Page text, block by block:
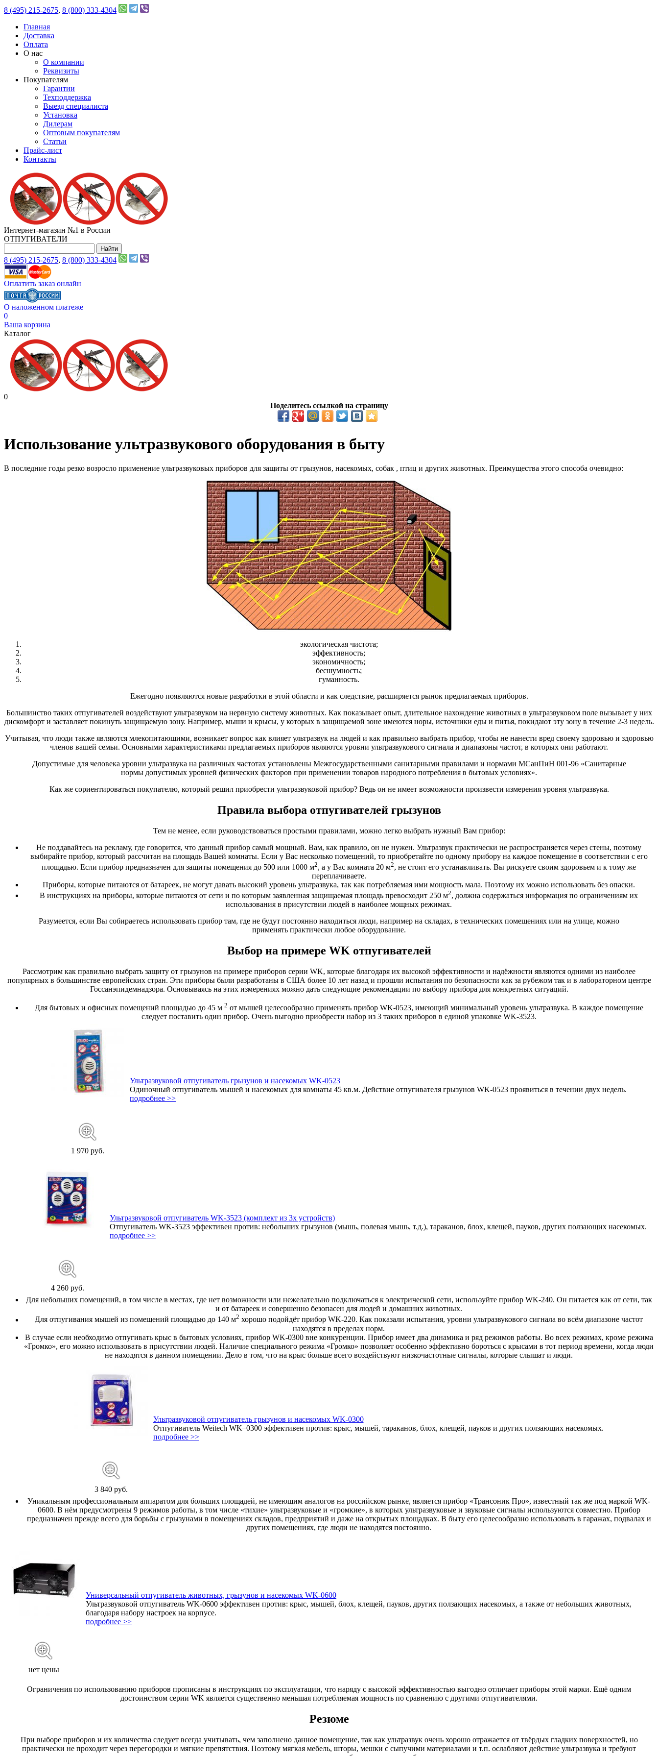
8 (495) 215-2675, 8 (800) 333-4304
Главная
Доставка
Оплата
О нас
О компании
Реквизиты
Покупателям
Гарантии
Техподдержка
Выезд специалиста
Установка
Дилерам
Оптовым покупателям
Статьи
Прайс-лист
Контакты
Интернет-магазин №1 в России
ОТПУГИВАТЕЛИ
8 (495) 215-2675, 8 (800) 333-4304
Оплатить заказ онлайн
О наложенном платеже
0
Ваша корзина
Каталог
0
Поделитесь ссылкой на страницу
Использование ультразвукового оборудования в быту
В последние годы резко возросло применение ультразвуковых приборов для защиты от грызунов, насекомых, собак , птиц и других животных. Преимущества этого способа очевидно:
экологическая чистота;
эффективность;
экономичность;
бесшумность;
гуманность.
Ежегодно появляются новые разработки в этой области и как следствие, расширяется рынок предлагаемых приборов.
Большинство таких отпугивателей воздействуют ультразвуком на нервную систему животных. Как показывает опыт, длительное нахождение животных в ультразвуковом поле вызывает у них
дискомфорт и заставляет покинуть защищаемую зону. Например, мыши и крысы, у которых в защищаемой зоне имеются норы, источники еды и питья, покидают эту зону в течение 2-3 недель.
Учитывая, что люди также являются млекопитающими, возникает вопрос как влияет ультразвук на людей и как правильно выбрать прибор, чтобы не нанести вред своему здоровью и здоровью
членов вашей семьи. Основными характеристиками предлагаемых приборов являются уровни ультразвукового сигнала и диапазоны частот, в которых они работают.
Допустимые для человека уровни ультразвука на различных частотах установлены Межгосударственными санитарными правилами и нормами МСанПиН 001-96 «Санитарные
нормы допустимых уровней физических факторов при применении товаров народного потребления в бытовых условиях».
Как же сориентироваться покупателю, который решил приобрести ультразвуковой прибор? Ведь он не имеет возможности произвести измерения уровня ультразвука.
Правила выбора отпугивателей грызунов
Тем не менее, если руководствоваться простыми правилами, можно легко выбрать нужный Вам прибор:
Не поддавайтесь на рекламу, где говорится, что данный прибор самый мощный. Вам, как правило, он не нужен. Ультразвук практически не распространяется через стены, поэтому
выбирайте прибор, который рассчитан на площадь Вашей комнаты. Если у Вас несколько помещений, то приобретайте по одному прибору на каждое помещение в соответствии с его
площадью. Если прибор предназначен для защиты помещения до 500 или 1000 м2, а у Вас комната 20 м2, не стоит его устанавливать. Вы рискуете своим здоровьем и к тому же
переплачиваете.
Приборы, которые питаются от батареек, не могут давать высокий уровень ультразвука, так как потребляемая ими мощность мала. Поэтому их можно использовать без опаски.
В инструкциях на приборы, которые питаются от сети и по которым заявленная защищаемая площадь превосходит 250 м2, должна содержаться информация по ограничениям их
использования в присутствии людей в наиболее мощных режимах.
Разумеется, если Вы собираетесь использовать прибор там, где не будут постоянно находиться люди, например на складах, в технических помещениях или на улице, можно
применять практически любое оборудование.
Выбор на примере WK отпугивателей
Рассмотрим как правильно выбрать защиту от грызунов на примере приборов серии WK, которые благодаря их высокой эффективности и надёжности являются одними из наиболее
популярных в большинстве европейских стран. Эти приборы были разработаны в США более 10 лет назад и прошли испытания по безопасности как за рубежом так и в лабораторном центре
Госсанэпидемнадзора. Основываясь на этих измерениях можно дать следующие рекомендации по выбору прибора для конкретных ситуаций.
Для бытовых и офисных помещений площадью до 45 м 2 от мышей целесообразно применять прибор WK-0523, имеющий минимальный уровень ультразвука. В каждое помещение
следует поставить один прибор. Очень выгодно приобрести набор из 3 таких приборов в единой упаковке WK-3523.
1 970 руб.
Ультразвуковой отпугиватель грызунов и насекомых WK-0523
Одиночный отпугиватель мышей и насекомых для комнаты 45 кв.м. Действие отпугивателя грызунов WK-0523 проявиться в течении двух недель.
подробнее >>
4 260 руб.
Ультразвуковой отпугиватель WK-3523 (комплект из 3х устройств)
Отпугиватель WK-3523 эффективен против: небольших грызунов (мышь, полевая мышь, т.д.), тараканов, блох, клещей, пауков, других ползающих насекомых.
подробнее >>
Для небольших помещений, в том числе в местах, где нет возможности или нежелательно подключаться к электрической сети, используйте прибор WK-240. Он питается как от сети, так
и от батареек и совершенно безопасен для людей и домашних животных.
Для отпугивания мышей из помещений площадью до 140 м2 хорошо подойдёт прибор WK-220. Как показали испытания, уровни ультразвукового сигнала во всём диапазоне частот
находятся в пределах норм.
В случае если необходимо отпугивать крыс в бытовых условиях, прибор WK-0300 вне конкуренции. Прибор имеет два динамика и ряд режимов работы. Во всех режимах, кроме режима
«Громко», его можно использовать в присутствии людей. Наличие специального режима «Громко» позволяет особенно эффективно бороться с крысами в тот период времени, когда люди
не находятся в данном помещении. Дело в том, что на крыс больше всего воздействуют низкочастотные сигналы, которые слышат и люди.
3 840 руб.
Ультразвуковой отпугиватель грызунов и насекомых WK-0300
Отпугиватель Weitech WK–0300 эффективен против: крыс, мышей, тараканов, блох, клещей, пауков и других ползающих насекомых.
подробнее >>
Уникальным профессиональным аппаратом для больших площадей, не имеющим аналогов на российском рынке, является прибор «Трансоник Про», известный так же под маркой WK-
0600. В нём предусмотрены 9 режимов работы, в том числе «тихие» ультразвуковые и «громкие», в которых ультразвуковые и звуковые сигналы используются совместно. Прибор
предназначен прежде всего для борьбы с грызунами в помещениях складов, предприятий и даже на открытых площадках. В быту его целесообразно использовать в гаражах, подвалах и
других помещениях, где люди не находятся постоянно.
нет цены
Универсальный отпугиватель животных, грызунов и насекомых WK-0600
Ультразвуковой отпугиватель WK-0600 эффективен против: крыс, мышей, блох, клещей, пауков, других ползающих насекомых, а также от небольших животных,
благодаря набору настроек на корпусе.
подробнее >>
Ограничения по использованию приборов прописаны в инструкциях по эксплуатации, что наряду с высокой эффективностью выгодно отличает приборы этой марки. Ещё одним
достоинством серии WK является существенно меньшая потребляемая мощность по сравнению с другими отпугивателями.
Резюме
При выборе приборов и их количества следует всегда учитывать, чем заполнено данное помещение, так как ультразвук очень хорошо отражается от твёрдых гладких поверхностей, но
практически не проходит через перегородки и мягкие препятствия. Поэтому мягкая мебель, шторы, мешки с сыпучими материалами и т.п. ослабляют действие ультразвука и требуют